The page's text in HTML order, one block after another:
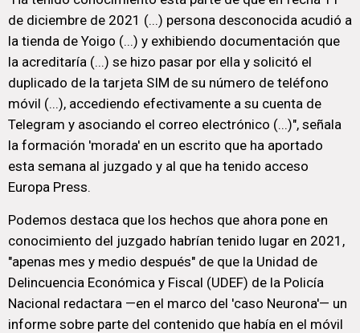
de diciembre de 2021 (...) persona desconocida acudió a
la tienda de Yoigo (...) y exhibiendo documentación que
la acreditaría (...) se hizo pasar por ella y solicitó el
duplicado de la tarjeta SIM de su número de teléfono
móvil (...), accediendo efectivamente a su cuenta de
Telegram y asociando el correo electrónico (...)", señala
la formación 'morada' en un escrito que ha aportado
esta semana al juzgado y al que ha tenido acceso
Europa Press.
Podemos destaca que los hechos que ahora pone en
conocimiento del juzgado habrían tenido lugar en 2021,
"apenas mes y medio después" de que la Unidad de
Delincuencia Económica y Fiscal (UDEF) de la Policía
Nacional redactara —en el marco del 'caso Neurona'— un
informe sobre parte del contenido que había en el móvil